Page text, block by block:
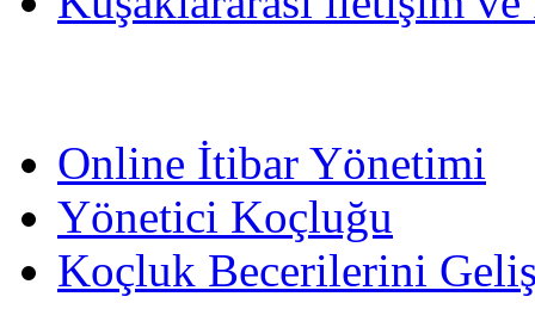
Online İtibar Yönetimi
Yönetici Koçluğu
Koçluk Becerilerini